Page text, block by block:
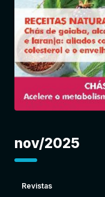
nov/2025
Revistas